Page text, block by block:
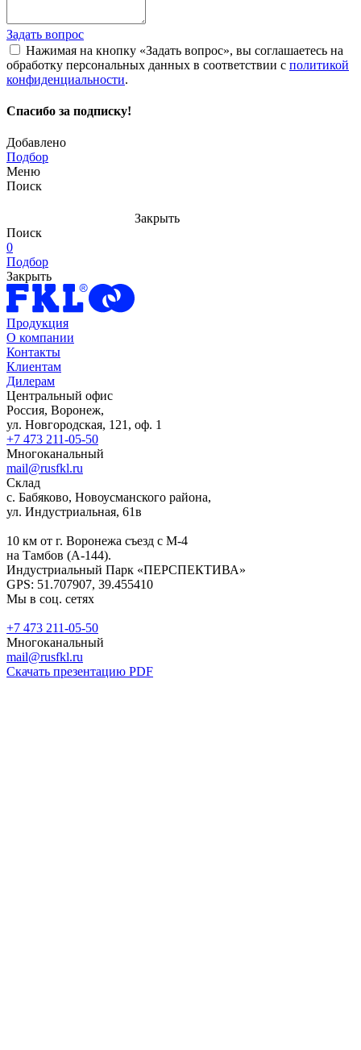
Задать вопрос
Нажимая на кнопку «Задать вопрос», вы соглашаетесь на
обработку персональных данных в соответствии с политикой
конфиденциальности.
Спасибо за подписку!
Добавлено
Подбор
Меню
Поиск
Закрыть
Поиск
0
Подбор
Закрыть
Продукция
О компании
Контакты
Клиентам
Дилерам
Центральный офис
Россия, Воронеж,
ул. Новгородская, 121, оф. 1
+7 473 211-05-50
Многоканальный
mail@rusfkl.ru
Склад
с. Бабяково, Новоусманского района,
ул. Индустриальная, 61в
10 км от г. Воронежа съезд с М-4
на Тамбов (А-144).
Индустриальный Парк «ПЕРСПЕКТИВА»
GPS: 51.707907, 39.455410
Мы в соц. сетях
+7 473 211-05-50
Многоканальный
mail@rusfkl.ru
Скачать презентацию PDF